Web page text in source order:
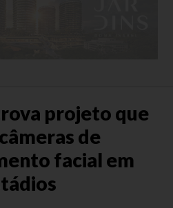
projeto que
de
facial em